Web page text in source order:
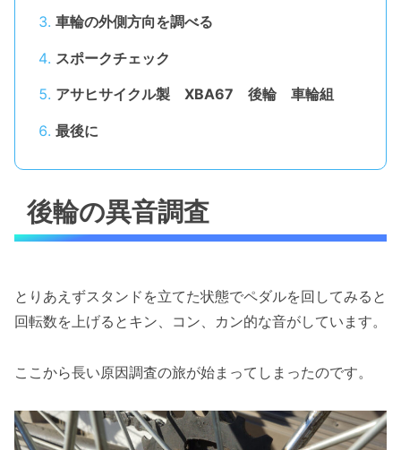
車輪の外側方向を調べる
スポークチェック
アサヒサイクル製 XBA67 後輪 車輪組
最後に
後輪の異音調査
とりあえずスタンドを立てた状態でペダルを回してみると
回転数を上げるとキン、コン、カン的な音がしています。
ここから長い原因調査の旅が始まってしまったのです。